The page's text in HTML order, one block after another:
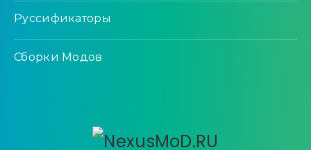
Руссификаторы
Сборки Модов